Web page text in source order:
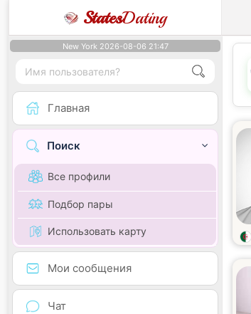
StatesDating
New York 2026-08-06 21:47
Главная
Поиск
Все профили
Подбор пары
Использовать карту
Мои сообщения
Чат